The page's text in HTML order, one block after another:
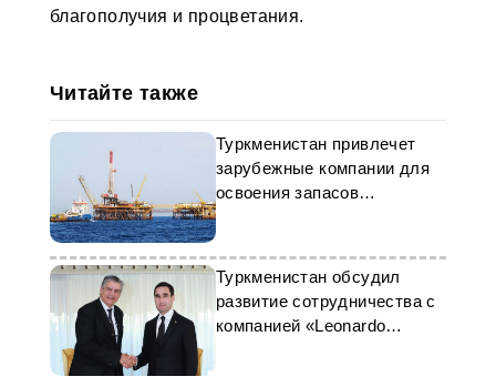
благополучия и процветания.
Читайте также
Туркменистан привлечет
зарубежные компании для
освоения запасов
углеводородов
Туркменистан обсудил
развитие сотрудничества с
компанией «Leonardo